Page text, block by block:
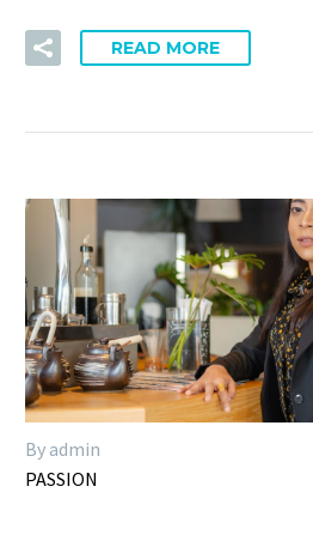
READ MORE
By admin
PASSION